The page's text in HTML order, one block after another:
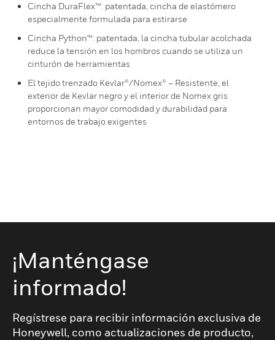
Cincha DuraFlex™: patentada, cincha de elastómero
especialmente formulada para estirarse
Cincha Python™: patentada, la cincha tubular acolchada
reduce la tensión en los hombros cuando se utiliza un
cinturón de herramientas
El tejido trenzado Kevlar®/Nomex® – Resistente, el
exterior de Kevlar negro y el interior de Nomex gris
proporcionan mayor comodidad y durabilidad para
entornos de trabajo exigentes
¡Manténgase
informado!
Regístrese para recibir información exclusiva de
Honeywell, como actualizaciones de producto,